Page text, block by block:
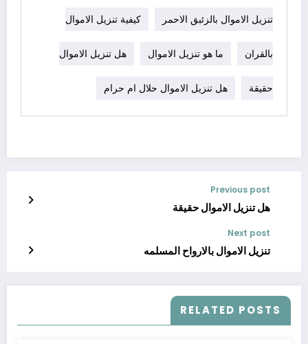
تنزيل الاموال بالزئبق الاحمر كيفية تنزيل الاموال
بالقران ما هو تنزيل الاموال هل تنزيل الاموال
حقيقة هل تنزيل الاموال حلال ام حرام
Previous post
هل تنزيل الاموال حقيقة
Next post
تنزيل الاموال بالارواح المسلمه
RELATED POSTS